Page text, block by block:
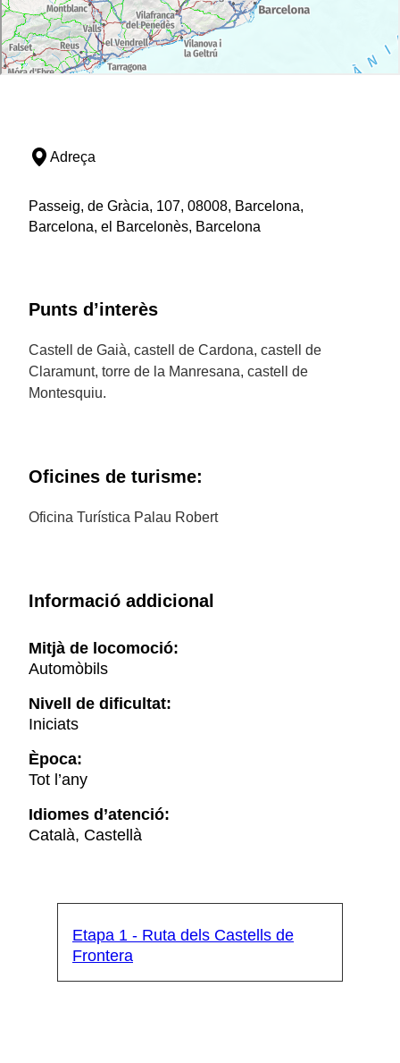
Adreça
Passeig, de Gràcia, 107, 08008, Barcelona,
Barcelona, el Barcelonès, Barcelona
Punts d’interès
Castell de Gaià, castell de Cardona, castell de
Claramunt, torre de la Manresana, castell de
Montesquiu.
Oficines de turisme:
Oficina Turística Palau Robert
Informació addicional
Mitjà de locomoció:
Automòbils
Nivell de dificultat:
Iniciats
Època:
Tot l’any
Idiomes d’atenció:
Català, Castellà
Etapa 1 - Ruta dels Castells de
Frontera